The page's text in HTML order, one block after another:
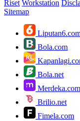
Riset Workstation
Sitemap
Bola.com
Bola.net
Merdeka.com
Brilio.net
Fimela.com